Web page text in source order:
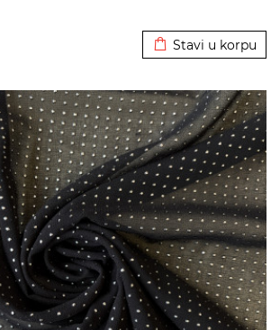
Stavi u korpu